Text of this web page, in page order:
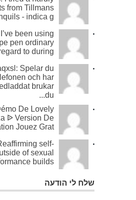
from Tillmans
- indica g...
been using
pen ordinary
to during...
Spelar du
och har
brukar
du...
De Lovely
ᐉ Version De
Jouez Grat...
self-
of sexual
builds...
שלח לי הודעה